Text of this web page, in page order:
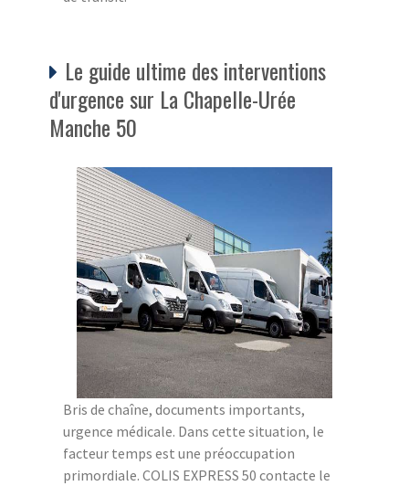
Le guide ultime des interventions
d'urgence sur La Chapelle-Urée
Manche 50
Bris de chaîne, documents importants,
urgence médicale. Dans cette situation, le
facteur temps est une préoccupation
primordiale. COLIS EXPRESS 50 contacte le